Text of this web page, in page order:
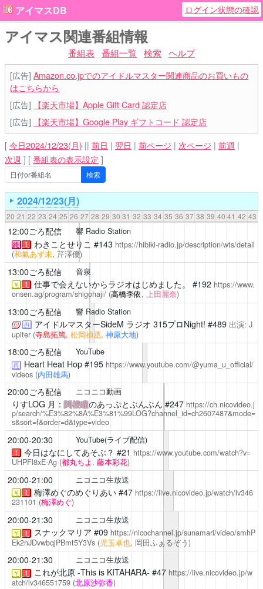
アイマスDB ログイン状態の確認
アイマス関連番組情報
番組表 番組一覧 検索 ヘルプ
[広告] Amazon.co.jpでのアイドルマスター関連商品のお買いもの
はこちらから
[広告]
【楽天市場】Apple Gift Card 認定店
[広告]
【楽天市場】Google Play ギフトコード 認定店
[ 今日2024/12/23(月) || 前日 | 翌日 | 前ページ | 次ページ | 前週 |
次週 ] [ 番組表の表示設定 ]
2024/12/23(月)
20 21 22 23 24 25 26 27 28 29 30 31 32 33 34 35 36 37 38 39 40 41 42 43
12:00ごろ配信 響 Radio Station
終 ！ わきことせりこ #143 https://hibiki-radio.jp/description/wts/detail
(和氣あず未, 芹澤優)
13:00ごろ配信 音泉
￥ ！ 仕事で会えないからラジオはじめました。 #192 https://www.
onsen.ag/program/shigohaji/ (高橋李依, 上田麗奈)
13:00ごろ配信 響 Radio Station
再 アイドルマスターSideM ラジオ 315プロNight! #489 出演: J
upiter (寺島拓篤, 松岡禎丞, 神原大地)
18:00ごろ配信 YouTube
再 Heart Heat Hop#195 https://www.youtube.com/@yuma_u_official/
videos (内田雄馬)
20:00ごろ配信 ニコニコ動画
りすLOG 月：関根瞳のあっぷとぶんぶん #247 https://ch.nicovideo.j
p/search/%E3%82%8A%E3%81%99LOG?channel_id=ch2607487&mode=
s&sort=f&order=d&type=video
20:00-20:30 YouTube(ライブ配信)
！ 今日はなにしてあそぶ？ #21 https://www.youtube.com/watch?v=
UHPFl8xE-Ag (都丸ちよ, 藤本彩花)
20:00-21:00 ニコニコ生放送
￥ ！ 梅澤めぐのめぐりあい#47 https://live.nicovideo.jp/watch/lv346
231101 (梅澤めぐ)
20:00-21:30 ニコニコ生放送
￥ ！ スナックマリア #09 https://nicochannel.jp/sunamari/video/smhP
Ek2nJDvwbqjPBmt5Y3Vs (児玉卓也, 岡田ふぁるぞう)
20:00-21:30 ニコニコ生放送
￥ ！ これが北原 -This is KITAHARA- #47 https://live.nicovideo.jp/w
atch/lv346551759 (北原沙弥香)